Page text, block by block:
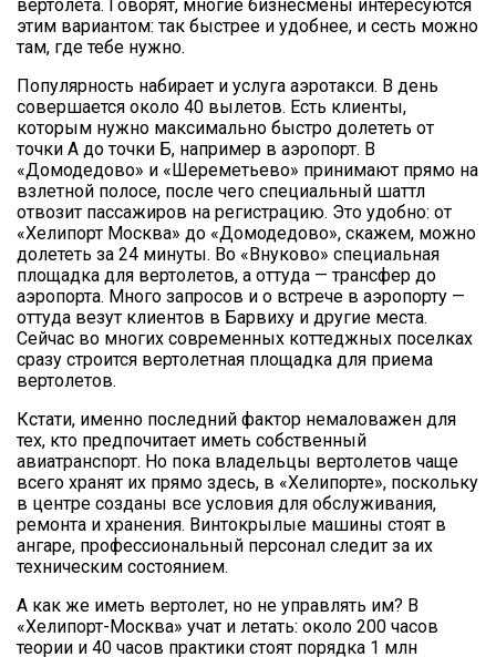
вертолета. Говорят, многие бизнесмены интересуются
этим вариантом: так быстрее и удобнее, и сесть можно
там, где тебе нужно.
Популярность набирает и услуга аэротакси. В день
совершается около 40 вылетов. Есть клиенты,
которым нужно максимально быстро долететь от
точки А до точки Б, например в аэропорт. В
«Домодедово» и «Шереметьево» принимают прямо на
взлетной полосе, после чего специальный шаттл
отвозит пассажиров на регистрацию. Это удобно: от
«Хелипорт Москва» до «Домодедово», скажем, можно
долететь за 24 минуты. Во «Внуково» специальная
площадка для вертолетов, а оттуда — трансфер до
аэропорта. Много запросов и о встрече в аэропорту —
оттуда везут клиентов в Барвиху и другие места.
Сейчас во многих современных коттеджных поселках
сразу строится вертолетная площадка для приема
вертолетов.
Кстати, именно последний фактор немаловажен для
тех, кто предпочитает иметь собственный
авиатранспорт. Но пока владельцы вертолетов чаще
всего хранят их прямо здесь, в «Хелипорте», поскольку
в центре созданы все условия для обслуживания,
ремонта и хранения. Винтокрылые машины стоят в
ангаре, профессиональный персонал следит за их
техническим состоянием.
А как же иметь вертолет, но не управлять им? В
«Хелипорт-Москва» учат и летать: около 200 часов
теории и 40 часов практики стоят порядка 1 млн